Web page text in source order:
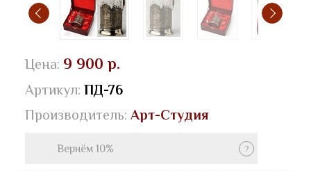
Цена: 9 900 р.
Артикул: ПД-76
Производитель: Арт-Студия
Вернём 10%